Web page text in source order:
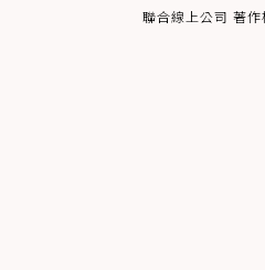
聯合線上公司 著